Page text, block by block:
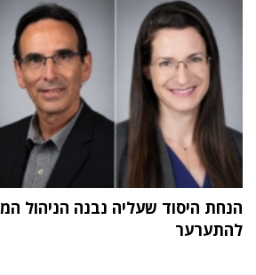
הנחת היסוד שעליה נבנה הניהול
להתערער